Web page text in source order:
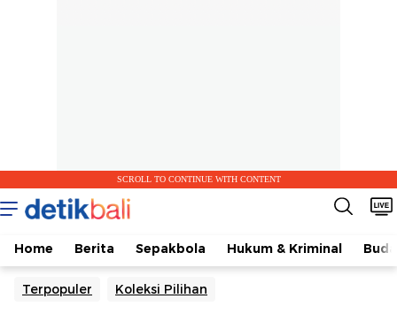
SCROLL TO CONTINUE WITH CONTENT
Home Berita Sepakbola Hukum & Kriminal
Terpopuler Koleksi Pilihan